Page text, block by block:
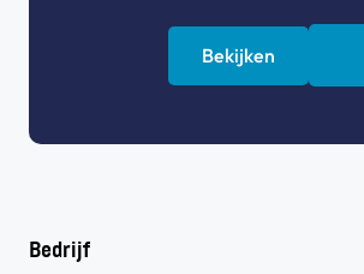
Bekijken
Bedrijf